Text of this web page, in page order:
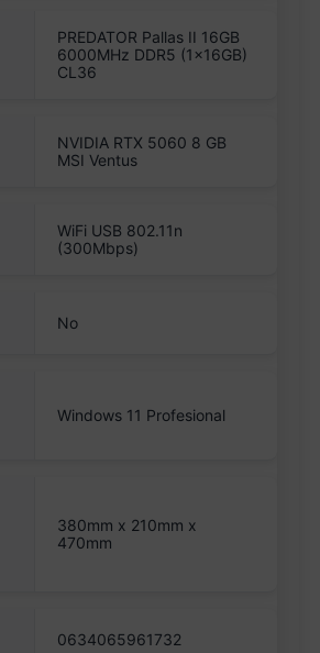
PREDATOR Pallas II 16GB
6000MHz DDR5 (1x16GB)
CL36
NVIDIA RTX 5060 8 GB
MSI Ventus
WiFi USB 802.11n
(300Mbps)
No
Windows 11 Profesional
380mm x 210mm x
470mm
0634065961732